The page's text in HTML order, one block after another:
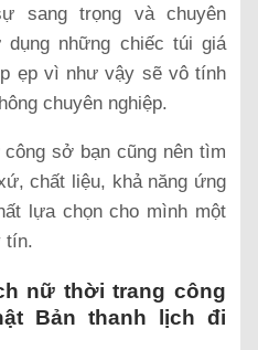
sang trọng và chuyên
những chiếc túi giá
ẹp vì như vậy sẽ vô tính
chuyên nghiệp.
sở bạn cũng nên tìm
chất liệu, khả năng ứng
lựa chọn cho mình một
tín.
nữ thời trang công
Bản thanh lịch đi